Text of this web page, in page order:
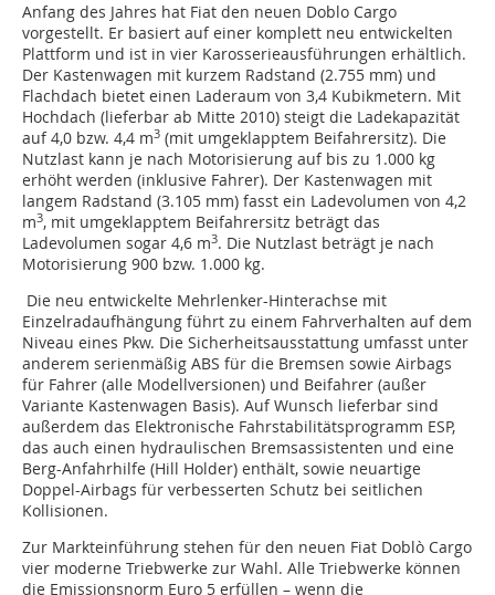
Anfang des Jahres hat Fiat den neuen Doblo Cargo
vorgestellt. Er basiert auf einer komplett neu entwickelten
Plattform und ist in vier Karosserieausführungen erhältlich.
Der Kastenwagen mit kurzem Radstand (2.755 mm) und
Flachdach bietet einen Laderaum von 3,4 Kubikmetern. Mit
Hochdach (lieferbar ab Mitte 2010) steigt die Ladekapazität
auf 4,0 bzw. 4,4 m3 (mit umgeklapptem Beifahrersitz). Die
Nutzlast kann je nach Motorisierung auf bis zu 1.000 kg
erhöht werden (inklusive Fahrer). Der Kastenwagen mit
langem Radstand (3.105 mm) fasst ein Ladevolumen von 4,2
m3, mit umgeklapptem Beifahrersitz beträgt das
Ladevolumen sogar 4,6 m3. Die Nutzlast beträgt je nach
Motorisierung 900 bzw. 1.000 kg.
Die neu entwickelte Mehrlenker-Hinterachse mit
Einzelradaufhängung führt zu einem Fahrverhalten auf dem
Niveau eines Pkw. Die Sicherheitsausstattung umfasst unter
anderem serienmäßig ABS für die Bremsen sowie Airbags
für Fahrer (alle Modellversionen) und Beifahrer (außer
Variante Kastenwagen Basis). Auf Wunsch lieferbar sind
außerdem das Elektronische Fahrstabilitätsprogramm ESP,
das auch einen hydraulischen Bremsassistenten und eine
Berg-Anfahrhilfe (Hill Holder) enthält, sowie neuartige
Doppel-Airbags für verbesserten Schutz bei seitlichen
Kollisionen.
Zur Markteinführung stehen für den neuen Fiat Doblò Cargo
vier moderne Triebwerke zur Wahl. Alle Triebwerke können
die Emissionsnorm Euro 5 erfüllen – wenn die